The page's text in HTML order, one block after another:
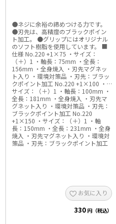
●ネジに余裕の締めつける力です。
●刃先は、高精度のブラックポイン
ト加工。 ●グリップにはオリジナル
のソフト樹脂を使用しています。 ■
仕様 No.220 +1×75 ・サイズ：
（＋）1 ・軸長：75mm ・全長：
156mm ・全身焼入 ・刃先マグネッ
ト入り ・環境対策品 ・刃先：ブラッ
クポイント加工 No.220 +1×100 ・
サイズ：（＋）1 ・軸長：100mm ・
全長：181mm ・全身焼入 ・刃先マ
グネット入り ・環境対策品 ・刃先：
ブラックポイント加工 No.220
+1×150 ・サイズ：（＋）1 ・軸
長：150mm ・全長：231mm ・全身
焼入 ・刃先マグネット入り ・環境対
策品 ・刃先：ブラックポイント加工
お気に入り
330 円（税込）